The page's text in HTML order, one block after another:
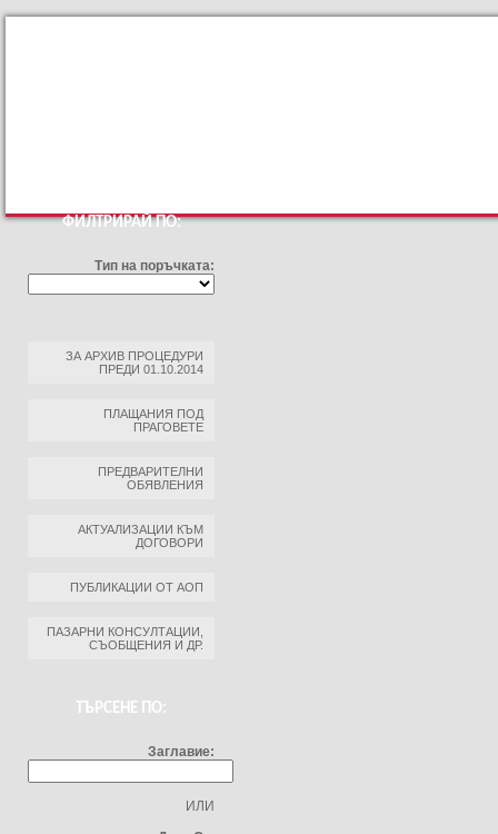
ФИЛТРИРАЙ ПО:
Тип на поръчката:
ЗА АРХИВ ПРОЦЕДУРИ
ПРЕДИ 01.10.2014
ПЛАЩАНИЯ ПОД
ПРАГОВЕТЕ
ПРЕДВАРИТЕЛНИ
ОБЯВЛЕНИЯ
АКТУАЛИЗАЦИИ КЪМ
ДОГОВОРИ
ПУБЛИКАЦИИ ОТ АОП
ПАЗАРНИ КОНСУЛТАЦИИ,
СЪОБЩЕНИЯ И ДР.
ТЪРСЕНЕ ПО:
Заглавие:
ИЛИ